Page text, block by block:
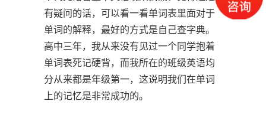
有疑问的话，可以看一看单词表里面对于
单词的解释，最好的方式是自己查字典。
高中三年，我从来没有见过一个同学抱着
单词表死记硬背，而我所在的班级英语均
分从来都是年级第一，这说明我们在单词
上的记忆是非常成功的。